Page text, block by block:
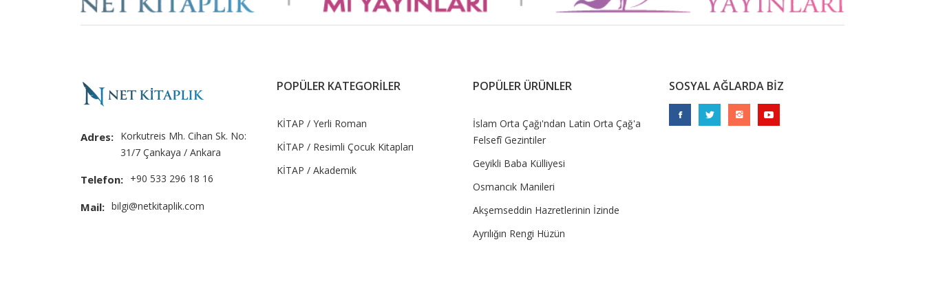
Adres: Korkutreis Mh. Cihan Sk. No:
31/7 Çankaya / Ankara
Telefon: +90 533 296 18 16
Mail: bilgi@netkitaplik.com
POPÜLER KATEGORİLER
KİTAP / Yerli Roman
KİTAP / Resimli Çocuk Kitapları
KİTAP / Akademik
POPÜLER ÜRÜNLER
İslam Orta Çağı'ndan Latin Orta Çağ'a
Felsefî Gezintiler
Geyikli Baba Külliyesi
Osmancık Manileri
Akşemseddin Hazretlerinin İzinde
Ayrılığın Rengi Hüzün
SOSYAL AĞLARDA BİZ